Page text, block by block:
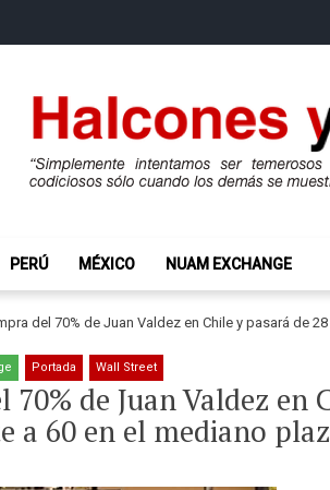
PERÚ MÉXICO NUAM EXCHANGE
del 70% de Juan Valdez en Chile y pasará de
Portada Wall Street
de Juan Valdez en
a 60 en el mediano